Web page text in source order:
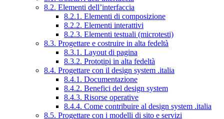
8.2. Elementi dell’interfaccia
8.2.1. Elementi di composizione
8.2.2. Elementi interattivi
8.2.3. Elementi testuali (microtesti)
8.3. Progettare e costruire in alta fedeltà
8.3.1. Layout di pagina
8.3.2. Prototipi in alta fedeltà
8.4. Progettare con il design system .italia
8.4.1. Documentazione
8.4.2. Benefici del design system
8.4.3. Risorse operative
8.4.4. Come contribuire al design system .italia
8.5. Progettare con i modelli di sito e servizi